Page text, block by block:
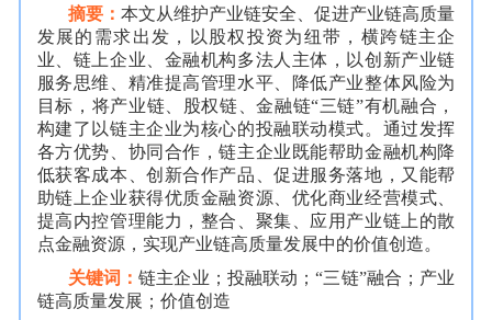
摘要： 本文从维护产业链安全、促进产业链高质量
发展的需求出发，以股权投资为纽带，横跨链主企
业、链上企业、金融机构多法人主体，以创新产业链
服务思维、精准提高管理水平、降低产业整体风险为
目标，将产业链、股权链、金融链“三链”有机融合，
构建了以链主企业为核心的投融联动模式。通过发挥
各方优势、协同合作，链主企业既能帮助金融机构降
低获客成本、创新合作产品、促进服务落地，又能帮
助链上企业获得优质金融资源、优化商业经营模式、
提高内控管理能力，整合、聚集、应用产业链上的散
点金融资源，实现产业链高质量发展中的价值创造。
关键词：链主企业；投融联动；“三链”融合；产业
链高质量发展；价值创造